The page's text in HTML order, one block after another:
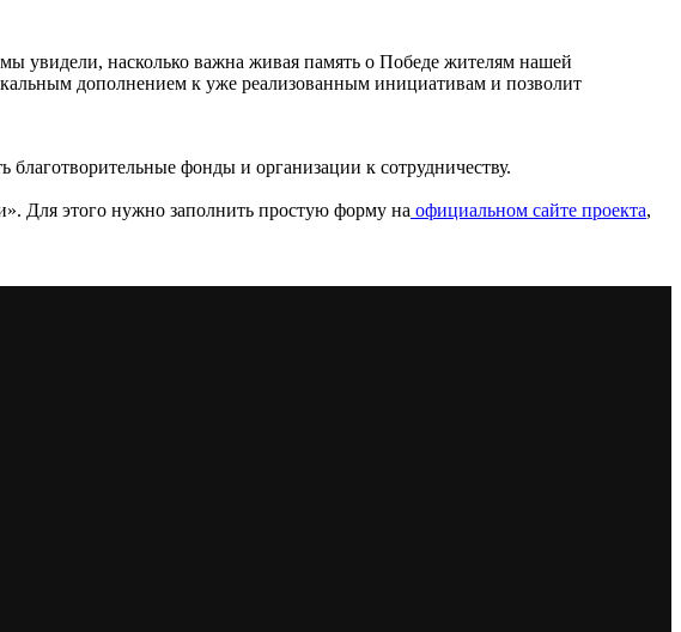
увидели, насколько важна живая память о Победе жителям нашей
дополнением к уже реализованным инициативам и позволит
фонды и организации к сотрудничеству.
Для этого нужно заполнить простую форму на официальном сайте проекта,